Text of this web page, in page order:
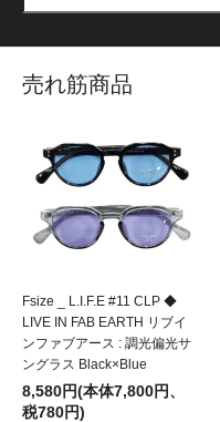
売れ筋商品
Fsize _ L.I.F.E #11 CLP ◆
LIVE IN FAB EARTH リブイ
ンファブアース : 調光偏光サ
ングラス Black×Blue
8,580円(本体7,800円、
税780円)